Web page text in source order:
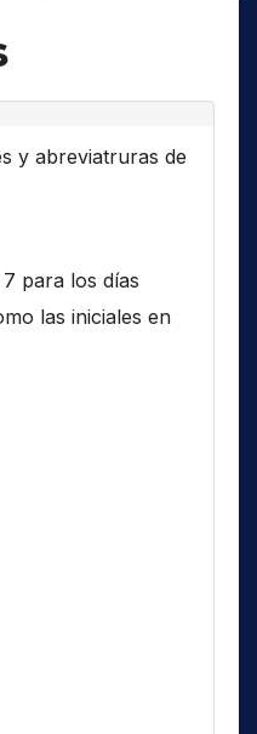
y abreviatruras de
para los días
las iniciales en